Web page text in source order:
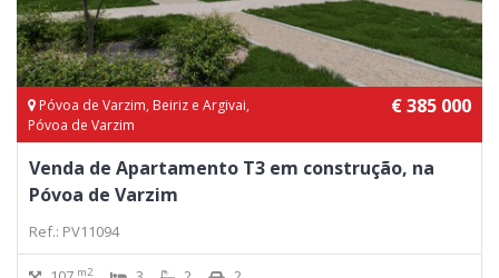
Póvoa de Varzim, Beiriz e Argivai,
Póvoa de Varzim
€ 385 000
Venda de Apartamento T3 em construção, na
Póvoa de Varzim
Ref.: PV11094
m2